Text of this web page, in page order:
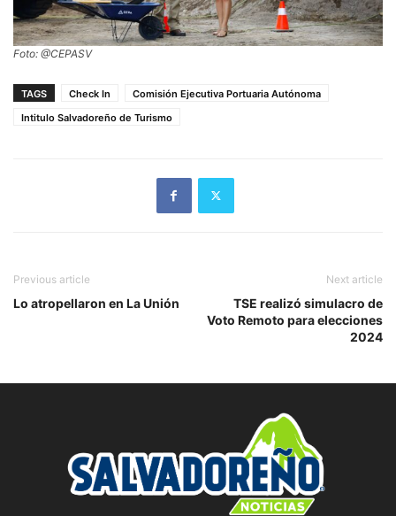
Foto: @CEPASV
TAGS Check In
Comisión Ejecutiva Portuaria Autónoma
Intitulo Salvadoreño de Turismo
Previous article
Lo atropellaron en La Unión
Next article
TSE realizó simulacro de
Voto Remoto para elecciones
2024